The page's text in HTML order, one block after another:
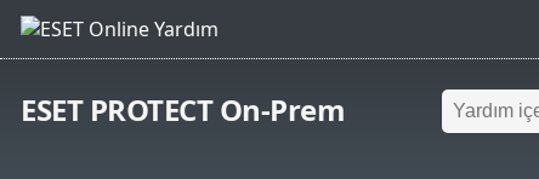
ESET PROTECT On-Prem